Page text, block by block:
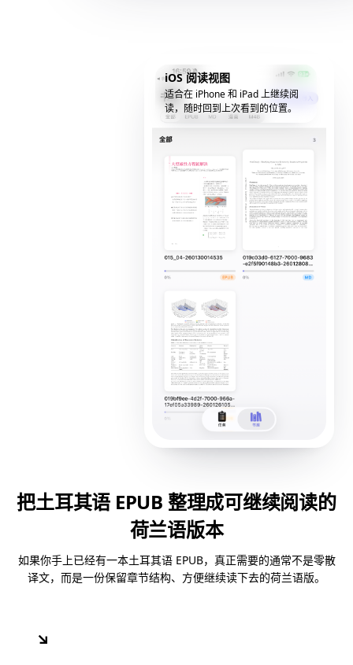
iOS 阅读视图
适合在 iPhone 和 iPad 上继续阅
读，随时回到上次看到的位置。
把土耳其语 EPUB 整理成可继续阅读的
荷兰语版本
如果你手上已经有一本土耳其语 EPUB，真正需要的通常不是零散
译文，而是一份保留章节结构、方便继续读下去的荷兰语版。
↘